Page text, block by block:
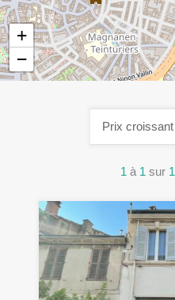
+
−
1 à 1 sur 1
Prix croissant